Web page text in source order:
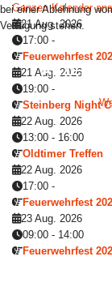
Ganzen Kalender
21 Aug. 2026
17:00 -
Feuerwehrfest
21 Aug. 2026
19:00 -
Steinberg Night
22 Aug. 2026
13:00 - 16:00
Oldtimer Treffen
22 Aug. 2026
17:00 -
Feuerwehrfest
23 Aug. 2026
09:00 - 14:00
Feuerwehrfest
bei einer Ablehnung
Verfügung stehen.